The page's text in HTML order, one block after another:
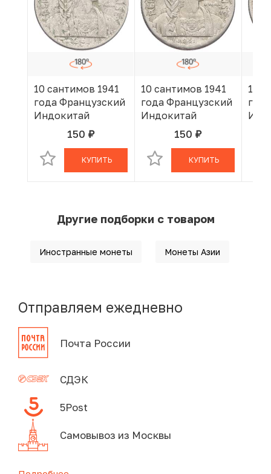
10 сантимов 1941
года Французский
Индокитай
150 руб.
В КОРЗИНЕ
КУПИТЬ
10 сантимов 1941
года Французский
Индокитай
150 руб.
В КОРЗИНЕ
КУПИТЬ
10
Другие подборки с товаром
Иностранные монеты Монеты Азии
Отправляем ежедневно
Почта России
СДЭК
5Post
Самовывоз из Москвы